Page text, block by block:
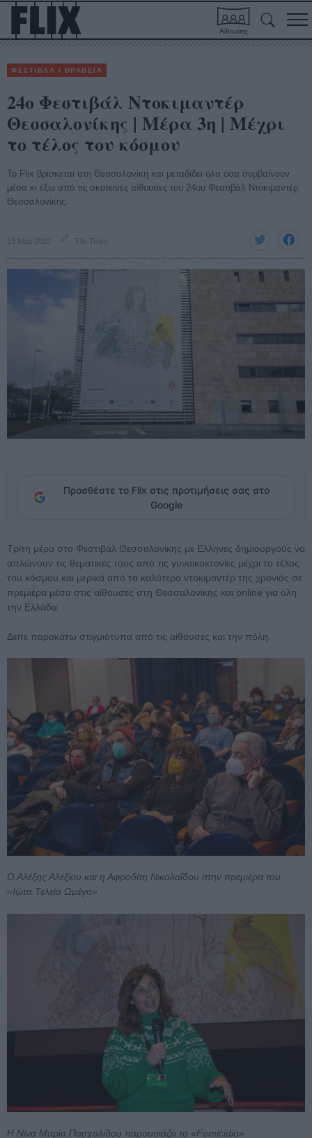
Αίθουσες
ΦΕΣΤΙΒΑΛ / ΒΡΑΒΕΙΑ
24ο Φεστιβάλ Ντοκιμαντέρ
Θεσσαλονίκης | Μέρα 3η | Μέχρι
το τέλος του κόσμου
To Flix βρίσκεται στη Θεσσαλονίκη και μεταδίδει όλα όσα συμβαίνουν
μέσα κι έξω από τις σκοτεινές αίθουσες του 24ου Φεστιβάλ Ντοκιμαντέρ
Θεσσαλονίκης.
13 Μάρ 2022 Flix Team
Προσθέστε το Flix στις προτιμήσεις σας στο
Google
Τρίτη μέρα στο Φεστιβάλ Θεσσαλονίκης με Ελληνες δημιουργούς να
απλώνουν τις θεματικές τους από τις γυναικοκτονίες μέχρι το τέλος
του κόσμου και μερικά από τα καλύτερα ντοκιμαντέρ της χρονιάς σε
πρεμιέρα μέσα στις αίθουσες στη Θεσσαλονίκης και online για όλη
την Ελλάδα.
Δείτε παρακάτω στιγμιότυπα από τις αίθουσες και την πόλη.
Ο Αλέξης Αλεξίου και η Αφροδίτη Νικολαΐδου στην πρεμιέρα του
«Ιώτα Τελεία Ωμέγα»
Η Νίνα Μαρία Πασχαλίδου παρουσιάζει το «Femicidio»